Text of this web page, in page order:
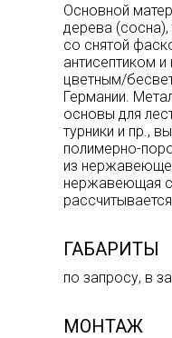
Основной
дерева (сосна),
со снятой
антисептиком
цветным/
Германии.
основы для
турники и пр.,
полимерно-
из
нержавеющая
ГАБАРИТЫ
по запросу, в
МОНТАЖ